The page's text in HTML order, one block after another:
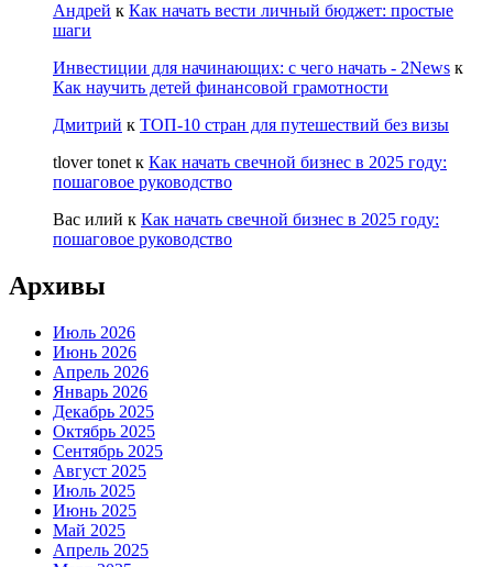
Андрей к Как начать вести личный бюджет: простые
шаги
Инвестиции для начинающих: с чего начать - 2News к
Как научить детей финансовой грамотности
Дмитрий к ТОП-10 стран для путешествий без визы
tlover tonet к Как начать свечной бизнес в 2025 году:
пошаговое руководство
Вас илий к Как начать свечной бизнес в 2025 году:
пошаговое руководство
Архивы
Июль 2026
Июнь 2026
Апрель 2026
Январь 2026
Декабрь 2025
Октябрь 2025
Сентябрь 2025
Август 2025
Июль 2025
Июнь 2025
Май 2025
Апрель 2025